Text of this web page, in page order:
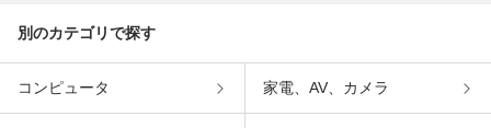
別のカテゴリで探す
コンピュータ 家電、AV、カメラ